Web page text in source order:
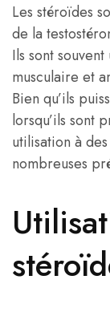
Les stéroïdes
de la
Ils sont
musculaire et
Bien qu’ils
lorsqu’ils sont
utilisation à
nombreuses